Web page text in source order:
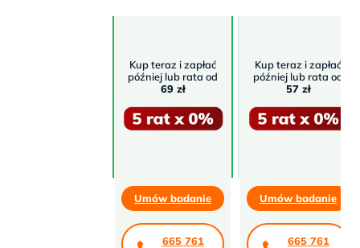
Kup teraz i zapłać
później lub rata od
69 zł
Kup teraz i zapłać
później lub rata od
57 zł
Umów badanie
665 761
Umów badanie
665 761